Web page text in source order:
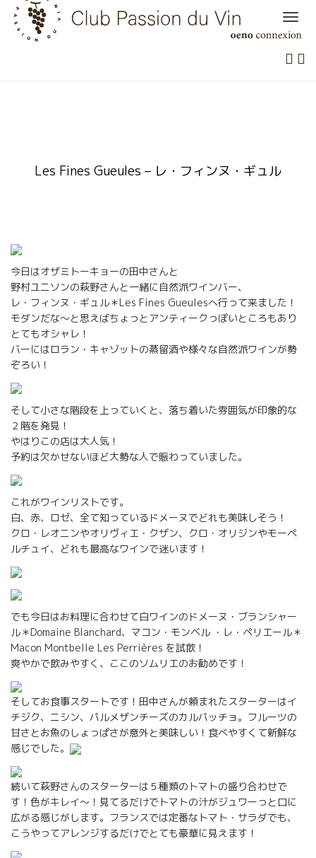
Skip
content
Les Fines Gueules – レ・フィンヌ・ギュル
今日はオザミトーキョーの田中さんと
野村ユニソンの萩野さんと一緒に自然派ワインバー、
レ・フィンヌ・ギュル＊Les Fines Gueulesへ行って来ました！
モダンだな〜と思えばちょっとアンティークっぽいところもあり
とてもオシャレ！
バーにはロラン・キャゾットの蒸留酒や様々な自然派ワインが勢
ぞろい！
そして小さな階段を上っていくと、落ち着いた雰囲気が印象的な
２階を発見！
やはりこの店は大人気！
予約は欠かせないほど大勢な人で賑わっていました。
これがワインリストです。
白、赤、ロゼ、全て知っているドメーヌでどれも美味しそう！
クロ・レオニンやオリヴィエ・クザン、クロ・オリジンやモーペ
ルチュイ、どれも最高なワインで迷います！
でも今日はお料理に合わせて白ワインのドメーヌ・ブランシャー
ル＊Domaine Blanchard、マコン・モンベル ・レ・ペリエール＊
Macon Montbelle Les Perrières を試飲！
爽やかで飲みやすく、ここのソムリエのお勧めです！
そしてお食事スタートです！田中さんが頼まれたスターターはイ
チジク、ニシン、パルメザンチーズのカルパッチョ。フルーツの
甘さとお魚のしょっぱさが意外と美味しい！食べやすくて新鮮な
感じでした。
続いて萩野さんのスターターは５種類のトマトの盛り合わせで
す！色がキレイ〜！見てるだけでトマトの汁がジュワーっと口に
広がる感じがします。フランスでは定番なトマト・サラダでも、
こうやってアレンジするだけでとても豪華に見えます！